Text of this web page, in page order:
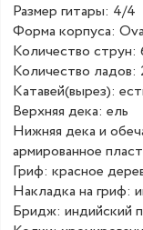
Размер гитары: 4/4
Форма корпуса:
Количество струн:
Количество ладов:
Катавей(вырез):
Верхняя дека: ель
Нижняя дека и
армированное
Гриф: красное
Накладка на гриф:
Бридж: индийский